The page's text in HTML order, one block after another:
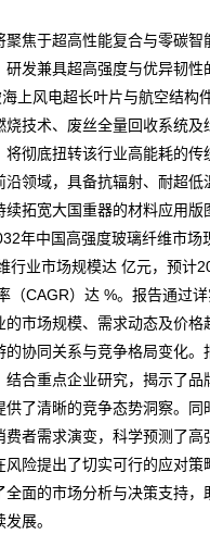
焦于超高性能复合与零碳智
发兼具超高强度与优异韧性
上风电超长叶片与航空结构
技术、废丝全量回收系统及
彻底扭转该行业高能耗的传
领域，具备抗辐射、耐超低
拓宽大国重器的材料应用版
年中国高强度玻璃纤维市场
行业市场规模达 亿元，预计
（CAGR）达 %。报告通过
市场规模、需求动态及价格
协同关系与竞争格局变化。
合重点企业研究，揭示了品
了清晰的竞争态势洞察。同
者需求演变，科学预测了高
险提出了切实可行的应对策
面的市场分析与决策支持，
展。